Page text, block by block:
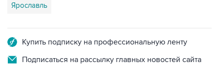
Ярославль
Купить подписку на профессиональную ленту
Подписаться на рассылку главных новостей сайта